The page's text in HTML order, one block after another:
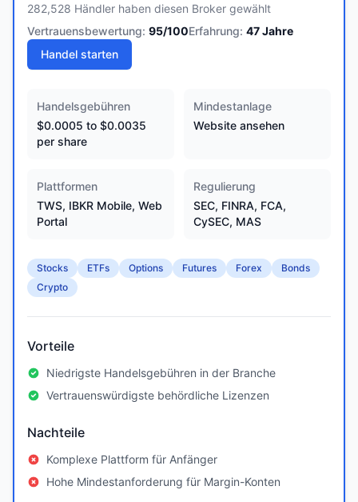
282,528 Händler haben diesen Broker gewählt
Vertrauensbewertung: 95/100Erfahrung: 47Jahre
Handel starten
Handelsgebühren
$0.0005 to $0.0035
per share
Mindestanlage
Website ansehen
Plattformen
TWS, IBKR Mobile, Web
Portal
Regulierung
SEC, FINRA, FCA,
CySEC, MAS
Stocks ETFs Options Futures Forex
Bonds
Crypto
Vorteile
Niedrigste Handelsgebühren in der Branche
Vertrauenswürdigste behördliche Lizenzen
Nachteile
Komplexe Plattform für Anfänger
Hohe Mindestanforderung für Margin-Konten